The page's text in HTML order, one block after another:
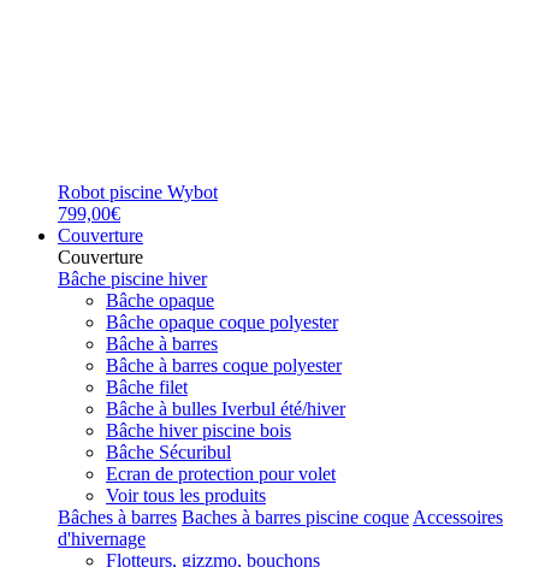
Robot piscine Wybot
799,00€
Couverture
Couverture
Bâche piscine hiver
Bâche opaque
Bâche opaque coque polyester
Bâche à barres
Bâche à barres coque polyester
Bâche filet
Bâche à bulles Iverbul été/hiver
Bâche hiver piscine bois
Bâche Sécuribul
Ecran de protection pour volet
Voir tous les produits
Bâches à barres Baches à barres piscine coque Accessoires
d'hivernage
Flotteurs, gizzmo, bouchons